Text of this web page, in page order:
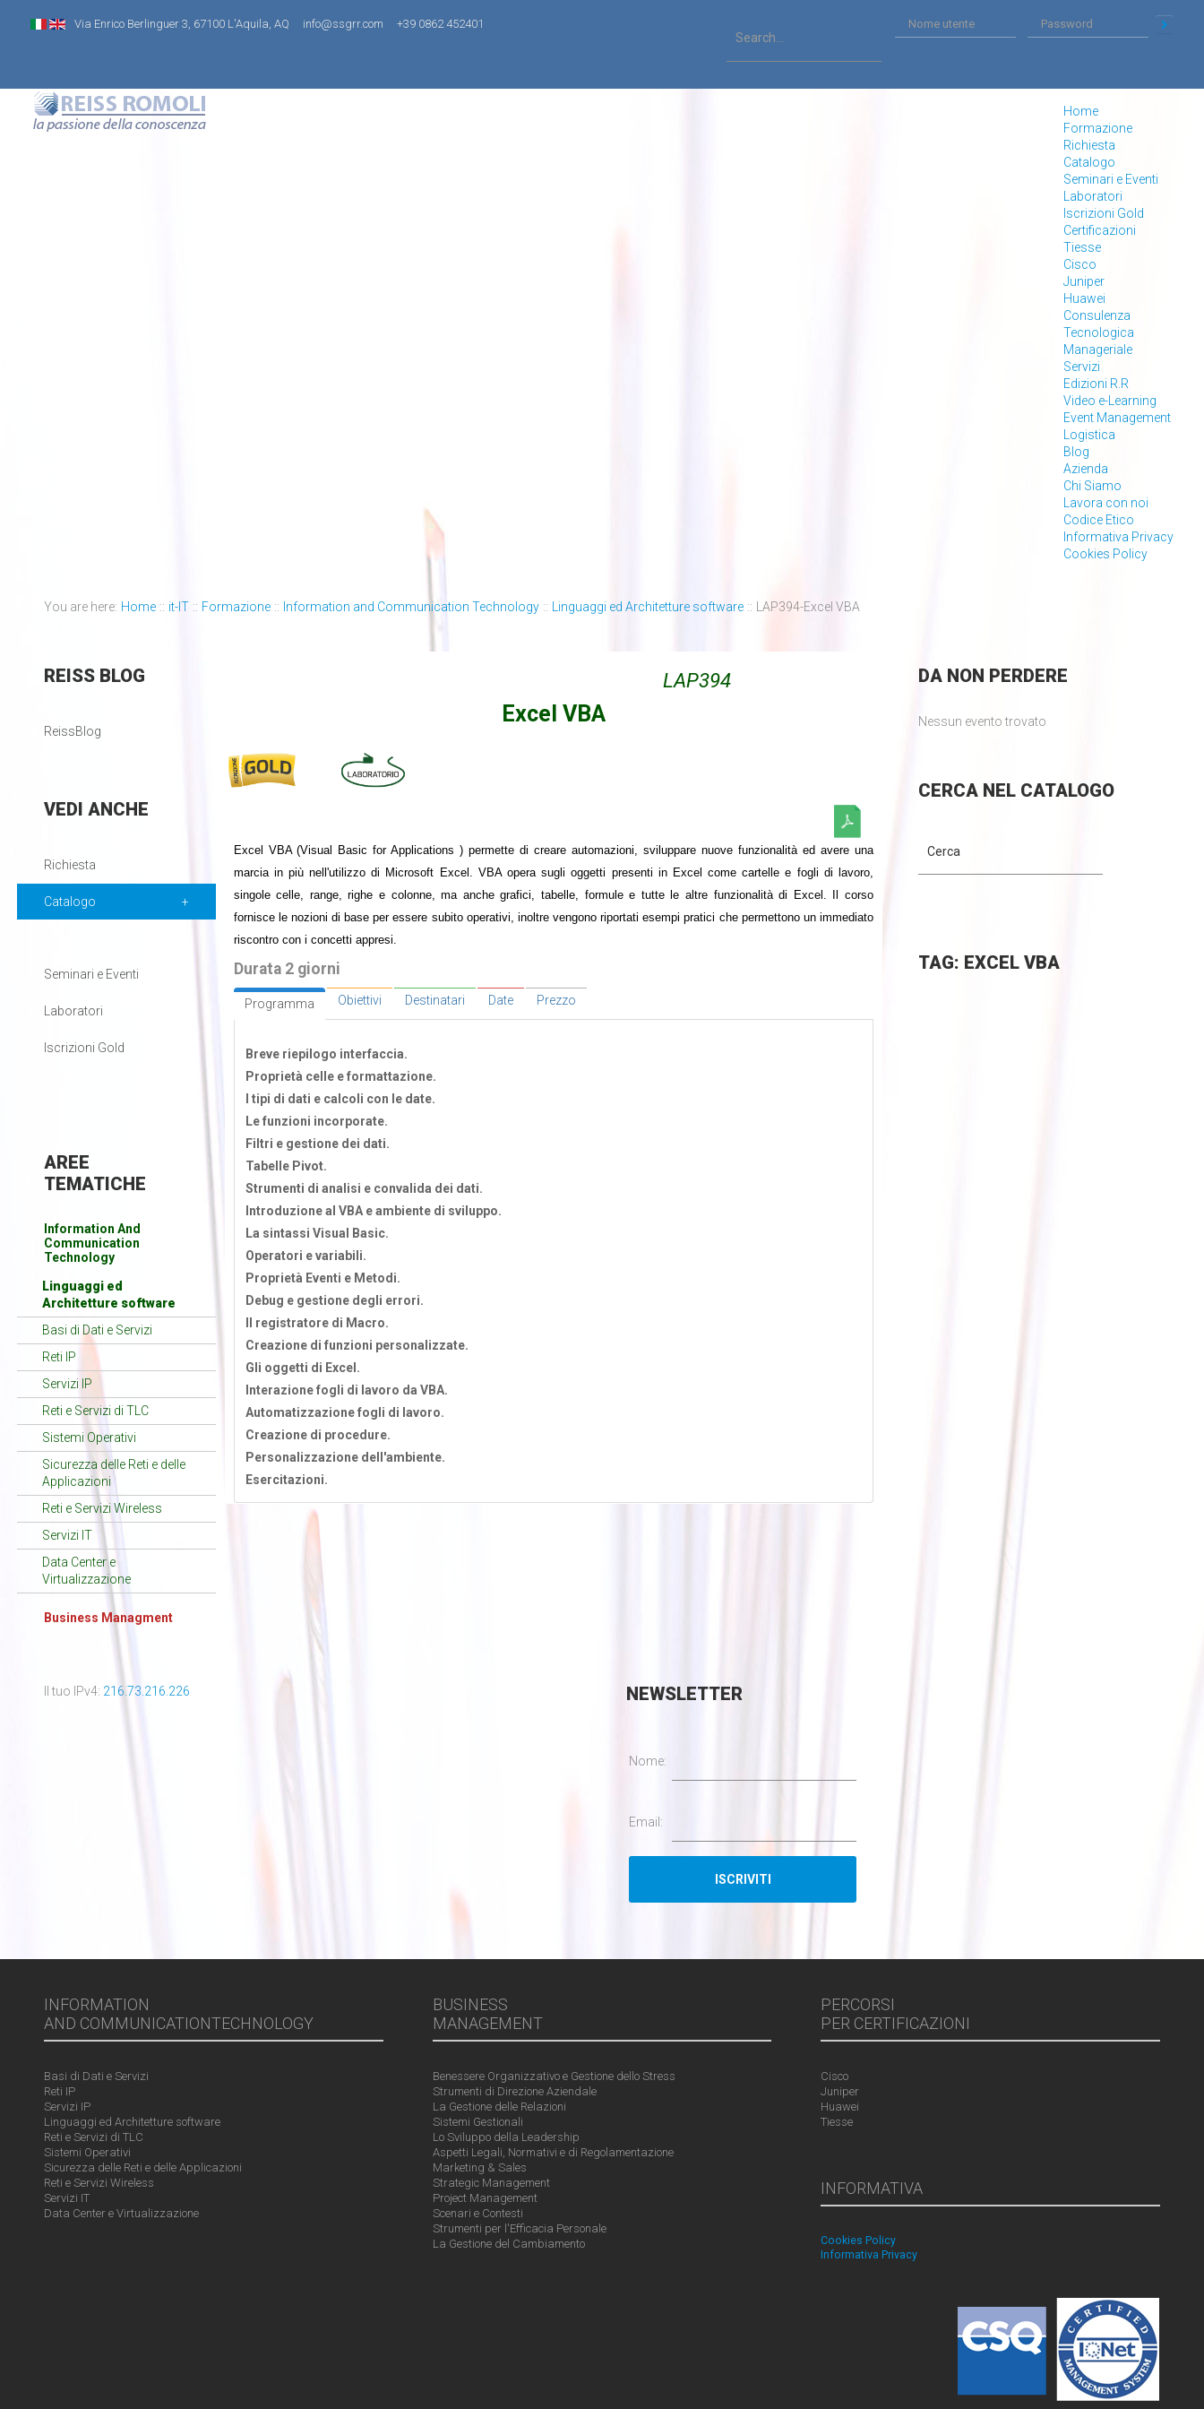
Via Enrico Berlinguer 3, 67100 L'Aquila, AQ info@ssgrr.com +39 0862 452401
Home
Formazione
Richiesta
Catalogo
Seminari e Eventi
Laboratori
Iscrizioni Gold
Certificazioni
Tiesse
Cisco
Juniper
Huawei
Consulenza
Tecnologica
Manageriale
Servizi
Edizioni R.R
Video e-Learning
Event Management
Logistica
Blog
Azienda
Chi Siamo
Lavora con noi
Codice Etico
Informativa Privacy
Cookies Policy
You are here: Home :: it-IT :: Formazione :: Information and Communication Technology :: Linguaggi ed Architetture software :: LAP394-Excel VBA
LAP394
Excel VBA
Excel VBA (Visual Basic for Applications ) permette di creare automazioni, sviluppare nuove funzionalità ed avere una
marcia in più nell'utilizzo di Microsoft Excel. VBA opera sugli oggetti presenti in Excel come cartelle e fogli di lavoro,
singole celle, range, righe e colonne, ma anche grafici, tabelle, formule e tutte le altre funzionalità di Excel. Il corso
fornisce le nozioni di base per essere subito operativi, inoltre vengono riportati esempi pratici che permettono un immediato
riscontro con i concetti appresi.
Durata 2 giorni
Programma Obiettivi Destinatari Date Prezzo
Breve riepilogo interfaccia.
Proprietà celle e formattazione.
I tipi di dati e calcoli con le date.
Le funzioni incorporate.
Filtri e gestione dei dati.
Tabelle Pivot.
Strumenti di analisi e convalida dei dati.
Introduzione al VBA e ambiente di sviluppo.
La sintassi Visual Basic.
Operatori e variabili.
Proprietà Eventi e Metodi.
Debug e gestione degli errori.
Il registratore di Macro.
Creazione di funzioni personalizzate.
Gli oggetti di Excel.
Interazione fogli di lavoro da VBA.
Automatizzazione fogli di lavoro.
Creazione di procedure.
Personalizzazione dell'ambiente.
Esercitazioni.
REISSBLOG
ReissBlog
VEDI ANCHE
Richiesta
Catalogo
Seminari e Eventi
Laboratori
Iscrizioni Gold
AREE
TEMATICHE
Information And
Communication
Technology
Linguaggi ed
Architetture software
Basi di Dati e Servizi
Reti IP
Servizi IP
Reti e Servizi di TLC
Sistemi Operativi
Sicurezza delle Reti e delle
Applicazioni
Reti e Servizi Wireless
Servizi IT
Data Center e
Virtualizzazione
Business Managment
DANON PERDERE
Nessun evento trovato
CERCANEL CATALOGO
TAG: EXCEL VBA
Il tuo IPv4: 216.73.216.226 NEWSLETTER
Nome:
Email:
INFORMATION
AND COMMUNICATIONTECHNOLOGY
Basi di Dati e Servizi
Reti IP
Servizi IP
Linguaggi ed Architetture software
Reti e Servizi di TLC
Sistemi Operativi
Sicurezza delle Reti e delle Applicazioni
Reti e Servizi Wireless
Servizi IT
Data Center e Virtualizzazione
BUSINESS
MANAGEMENT
Benessere Organizzativo e Gestione dello Stress
Strumenti di Direzione Aziendale
La Gestione delle Relazioni
Sistemi Gestionali
Lo Sviluppo della Leadership
Aspetti Legali, Normativi e di Regolamentazione
Marketing & Sales
Strategic Management
Project Management
Scenari e Contesti
Strumenti per l'Efficacia Personale
La Gestione del Cambiamento
PERCORSI
PER CERTIFICAZIONI
Cisco
Juniper
Huawei
Tiesse
INFORMATIVA
Cookies Policy
Informativa Privacy